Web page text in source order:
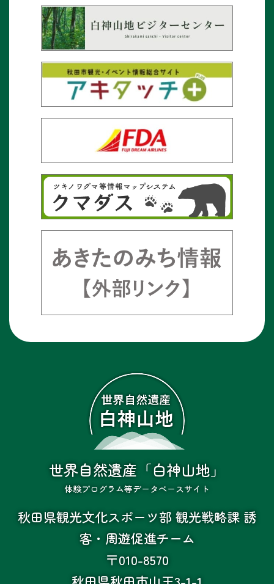
世界自然遺産「白神山地」
体験プログラム等データベースサイト
秋田県観光文化スポーツ部 観光戦略課 誘
客・周遊促進チーム
〒010-8570